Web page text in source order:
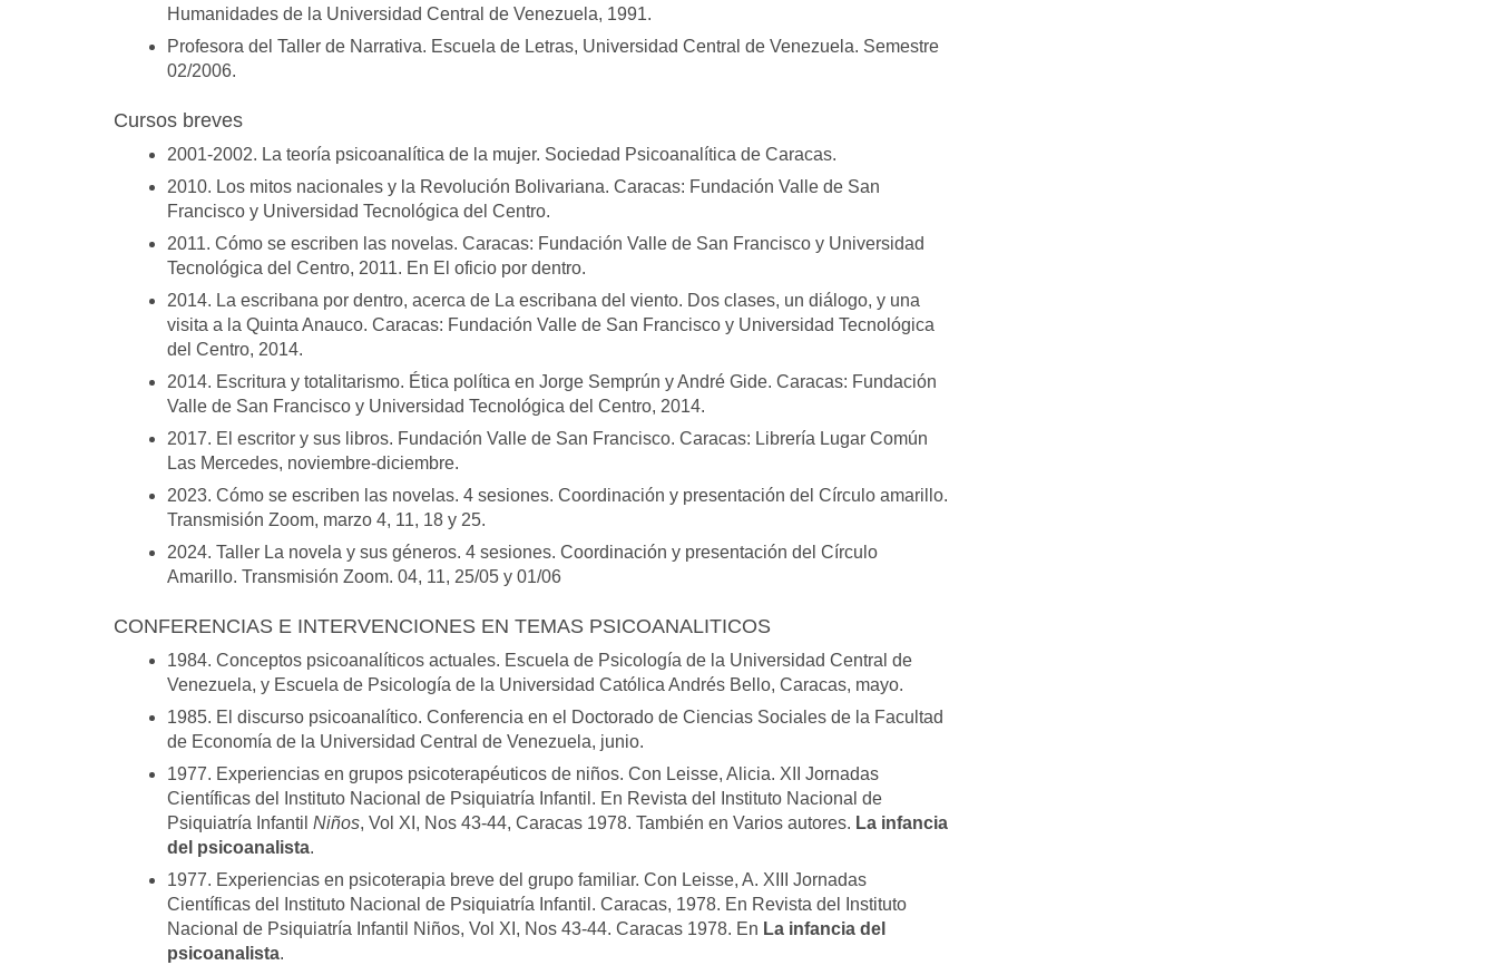
Humanidades de la Universidad Central de Venezuela, 1991.
Profesora del Taller de Narrativa. Escuela de Letras, Universidad Central de Venezuela. Semestre
02/2006.
Cursos breves
2001-2002. La teoría psicoanalítica de la mujer. Sociedad Psicoanalítica de Caracas.
2010. Los mitos nacionales y la Revolución Bolivariana. Caracas: Fundación Valle de San
Francisco y Universidad Tecnológica del Centro.
2011. Cómo se escriben las novelas. Caracas: Fundación Valle de San Francisco y Universidad
Tecnológica del Centro, 2011. En El oficio por dentro.
2014. La escribana por dentro, acerca de La escribana del viento. Dos clases, un diálogo, y una
visita a la Quinta Anauco. Caracas: Fundación Valle de San Francisco y Universidad Tecnológica
del Centro, 2014.
2014. Escritura y totalitarismo. Ética política en Jorge Semprún y André Gide. Caracas: Fundación
Valle de San Francisco y Universidad Tecnológica del Centro, 2014.
2017. El escritor y sus libros. Fundación Valle de San Francisco. Caracas: Librería Lugar Común
Las Mercedes, noviembre-diciembre.
2023. Cómo se escriben las novelas. 4 sesiones. Coordinación y presentación del Círculo amarillo.
Transmisión Zoom, marzo 4, 11, 18 y 25.
2024. Taller La novela y sus géneros. 4 sesiones. Coordinación y presentación del Círculo
Amarillo. Transmisión Zoom. 04, 11, 25/05 y 01/06
CONFERENCIAS E INTERVENCIONES EN TEMAS PSICOANALITICOS
1984. Conceptos psicoanalíticos actuales. Escuela de Psicología de la Universidad Central de
Venezuela, y Escuela de Psicología de la Universidad Católica Andrés Bello, Caracas, mayo.
1985. El discurso psicoanalítico. Conferencia en el Doctorado de Ciencias Sociales de la Facultad
de Economía de la Universidad Central de Venezuela, junio.
1977. Experiencias en grupos psicoterapéuticos de niños. Con Leisse, Alicia. XII Jornadas
Científicas del Instituto Nacional de Psiquiatría Infantil. En Revista del Instituto Nacional de
Psiquiatría Infantil Niños, Vol XI, Nos 43-44, Caracas 1978. También en Varios autores. La infancia
del psicoanalista.
1977. Experiencias en psicoterapia breve del grupo familiar. Con Leisse, A. XIII Jornadas
Científicas del Instituto Nacional de Psiquiatría Infantil. Caracas, 1978. En Revista del Instituto
Nacional de Psiquiatría Infantil Niños, Vol XI, Nos 43-44. Caracas 1978. En La infancia del
psicoanalista.